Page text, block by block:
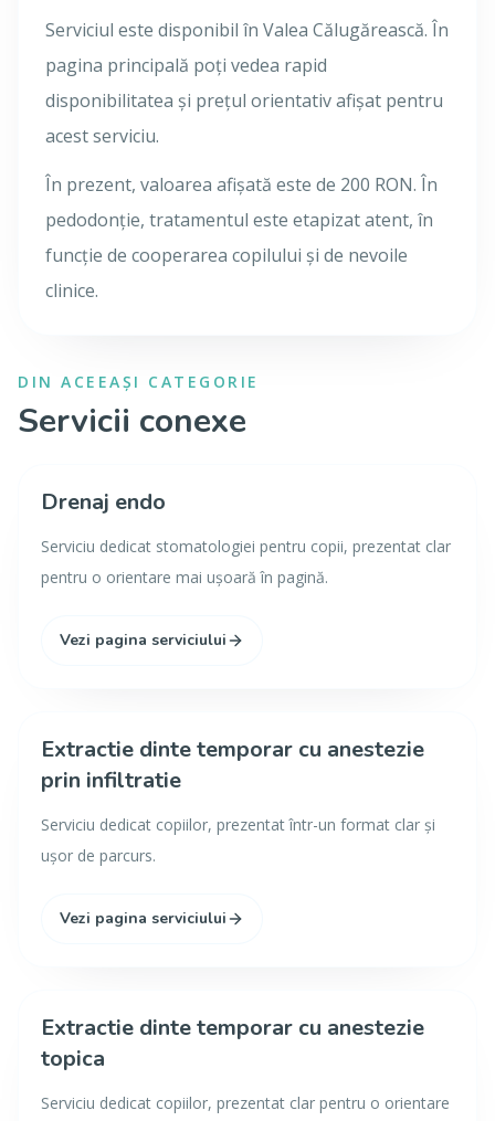
Serviciul este disponibil în Valea Călugărească. În
pagina principală poți vedea rapid
disponibilitatea și prețul orientativ afișat pentru
acest serviciu.
În prezent, valoarea afișată este de 200 RON. În
pedodonție, tratamentul este etapizat atent, în
funcție de cooperarea copilului și de nevoile
clinice.
DIN ACEEAȘI CATEGORIE
Servicii conexe
Drenaj endo
Serviciu dedicat stomatologiei pentru copii, prezentat clar
pentru o orientare mai ușoară în pagină.
Vezi pagina serviciului
Extractie dinte temporar cu anestezie
prin infiltratie
Serviciu dedicat copiilor, prezentat într-un format clar și
ușor de parcurs.
Vezi pagina serviciului
Extractie dinte temporar cu anestezie
topica
Serviciu dedicat copiilor, prezentat clar pentru o orientare